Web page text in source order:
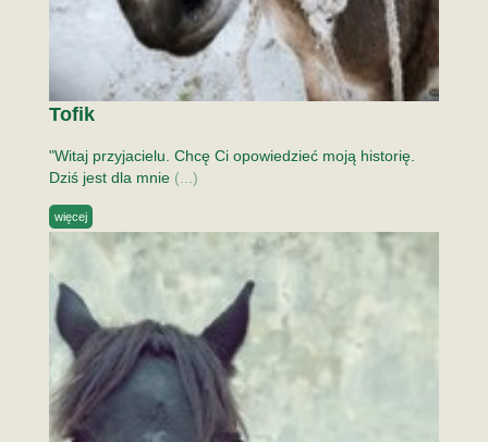
Tofik
"Witaj przyjacielu. Chcę Ci opowiedzieć moją historię.
Dziś jest dla mnie (...)
więcej